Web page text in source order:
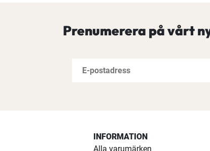
Prenumerera på vårt
INFORMATION
Alla varumärken